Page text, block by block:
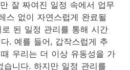
잘 짜여진 일정 속에서 업무
스 없이 자연스럽게 완료될
된 일정 관리를 통해 시간
. 예를 들어, 갑작스럽게 추
우리는 더 이상 유동성을 가
니다. 하지만 일정 관리를